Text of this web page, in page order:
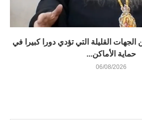
القليلة التي تؤدي دورا كبيرا في
حماية الأماكن...
06/08/2026